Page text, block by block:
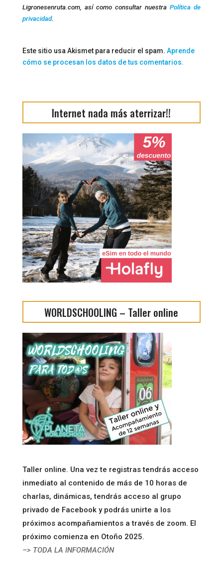
Ligronesenruta.com, así como consultar nuestraPolítica de
privacidad.
Este sitio usa Akismet para reducir el spam. Aprende
cómo se procesan los datos de tus comentarios.
Internet nada más aterrizar!!
WORLDSCHOOLING – Taller online
Taller online. Una vez te registras tendrás acceso
inmediato al contenido de más de 10 horas de
charlas, dinámicas, tendrás acceso al grupo
privado de Facebook y podrás unirte a los
próximos acompañamientos a través de zoom. El
próximo comienza en Otoño 2025.
–> TODA LA INFORMACIÓN